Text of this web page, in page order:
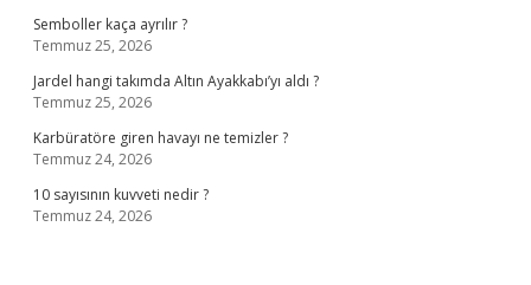
Semboller kaça ayrılır ?
Temmuz 25, 2026
Jardel hangi takımda Altın Ayakkabı’yı aldı ?
Temmuz 25, 2026
Karbüratöre giren havayı ne temizler ?
Temmuz 24, 2026
10 sayısının kuvveti nedir ?
Temmuz 24, 2026